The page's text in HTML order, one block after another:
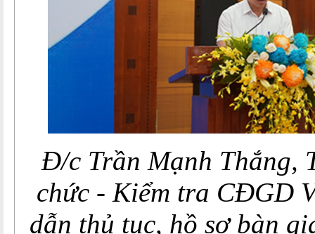
Đ/c Trần Mạnh Thắng,
chức - Kiểm tra CĐGD
dẫn thủ tục, hồ sơ bàn